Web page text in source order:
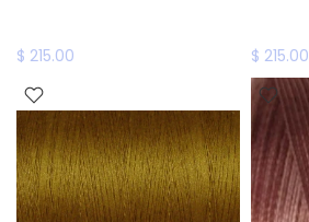
$ 215.00 $ 215.00